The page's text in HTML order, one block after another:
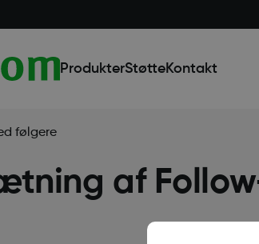
ProdukterStøtteKontakt
følgere
af